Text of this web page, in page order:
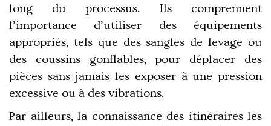
long du processus. Ils comprennent
l’importance d’utiliser des équipements
appropriés, tels que des sangles de levage ou
des coussins gonflables, pour déplacer des
pièces sans jamais les exposer à une pression
excessive ou à des vibrations.
Par ailleurs, la connaissance des itinéraires les